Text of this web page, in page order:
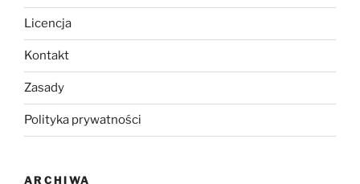
Licencja
Kontakt
Zasady
Polityka prywatności
ARCHIWA